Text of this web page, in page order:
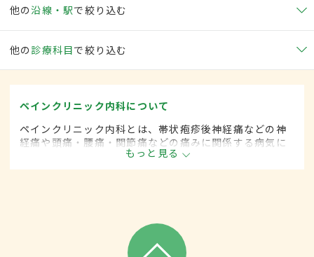
他の沿線・駅で絞り込む
他の 診療科目で絞り込む
ペインクリニック内科について
ペインクリニック内科とは、帯状疱疹後神経痛などの神
経痛や頭痛・腰痛・関節痛などの痛みに関係する病気に
対して、麻酔を用いた治療法などを用いて治療する内科
の一領域です。平成20年4月の制度改正前は、ペインク
もっと見る